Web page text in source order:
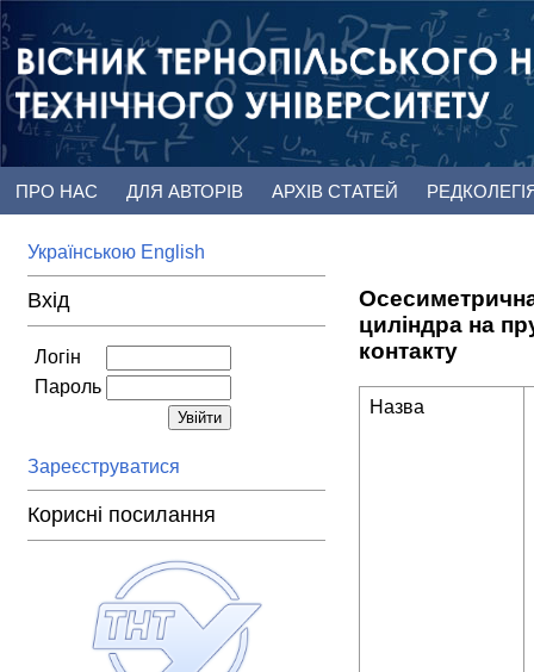
ПРО НАС ДЛЯ АВТОРІВ АРХІВ СТАТЕЙ
Українською English
Вхід
Логін
Пароль
Зареєструватися
Корисні посилання
циліндра на
контакту
Назва